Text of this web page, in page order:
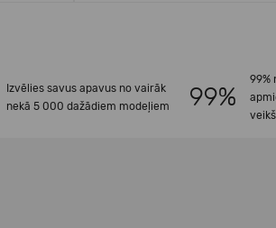
Izvēlies savus apavus no vairāk
nekā 5 000 dažādiem modeļiem
99%